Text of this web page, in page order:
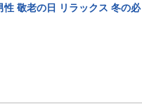
敬老の日 リラックス 冬の必